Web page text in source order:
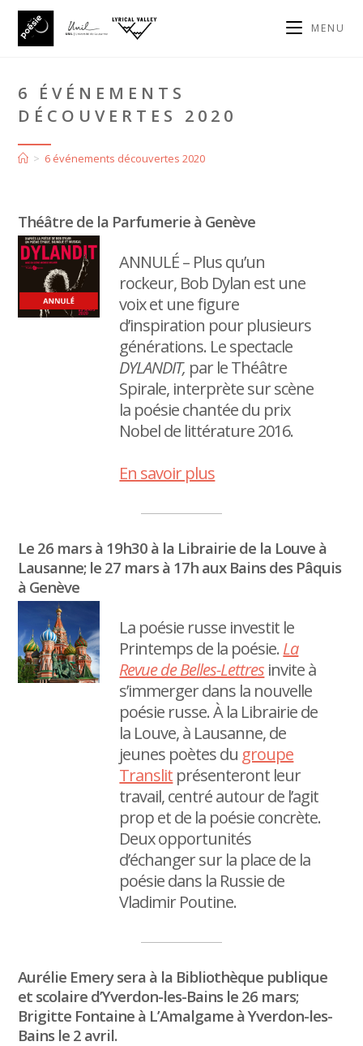
MENU
6 ÉVÉNEMENTS
DÉCOUVERTES 2020
> 6 événements découvertes 2020
Théâtre de la Parfumerie à Genève
ANNULÉ – Plus qu’un
rockeur, Bob Dylan est une
voix et une figure
d’inspiration pour plusieurs
générations. Le spectacle
DYLANDIT, par le Théâtre
Spirale, interprète sur scène
la poésie chantée du prix
Nobel de littérature 2016.
En savoir plus
Le 26 mars à 19h30 à la Librairie de la Louve à
Lausanne; le 27 mars à 17h aux Bains des Pâquis
à Genève
La poésie russe investit le
Printemps de la poésie. La
Revue de Belles-Lettres invite à
s’immerger dans la nouvelle
poésie russe. À la Librairie de
la Louve, à Lausanne, de
jeunes poètes du groupe
Translit présenteront leur
travail, centré autour de l’agit
prop et de la poésie concrète.
Deux opportunités
d’échanger sur la place de la
poésie dans la Russie de
Vladimir Poutine.
Aurélie Emery sera à la Bibliothèque publique
et scolaire d’Yverdon-les-Bains le 26 mars;
Brigitte Fontaine à L’Amalgame à Yverdon-les-
Bains le 2 avril.